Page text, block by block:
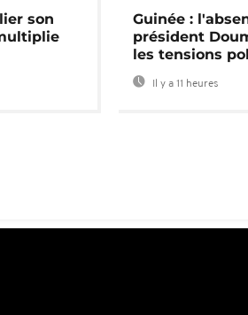
son
Guinée :
président
les tensions
Il y a 11 heures